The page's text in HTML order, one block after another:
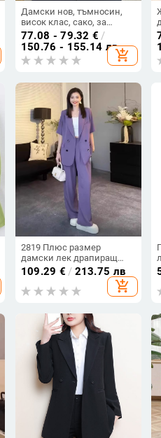
Дамски нов, тъмносин,
висок клас, сако, за
пълнички момичета,
плюс памучен официален
костюм [1115]]
77.08 - 79.32 € /
150.76 - 155.14 лв
add_shopping_cart
2819 Плюс размер
дамски лек драпиращ
костюм със свободни
дълги панталони и жакет
средна дължина
109.29 € / 213.75 лв
add_shopping_cart